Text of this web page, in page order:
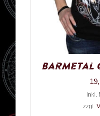
Barmetal
Inkl.
zzgl.